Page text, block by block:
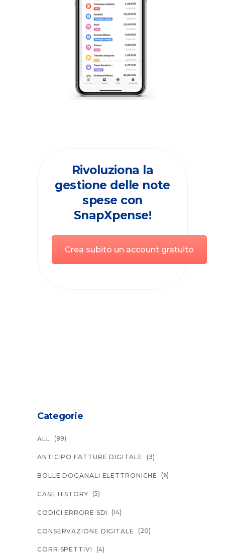
Rivoluziona la
gestione delle note
spese con
SnapXpense!
Crea subito un account gratuito
Categorie
ALL (89)
ANTICIPO FATTURE DIGITALE (3)
BOLLE DOGANALI ELETTRONICHE (6)
CASE HISTORY (5)
CODICI ERRORE SDI (14)
CONSERVAZIONE DIGITALE (20)
CORRISPETTIVI (4)